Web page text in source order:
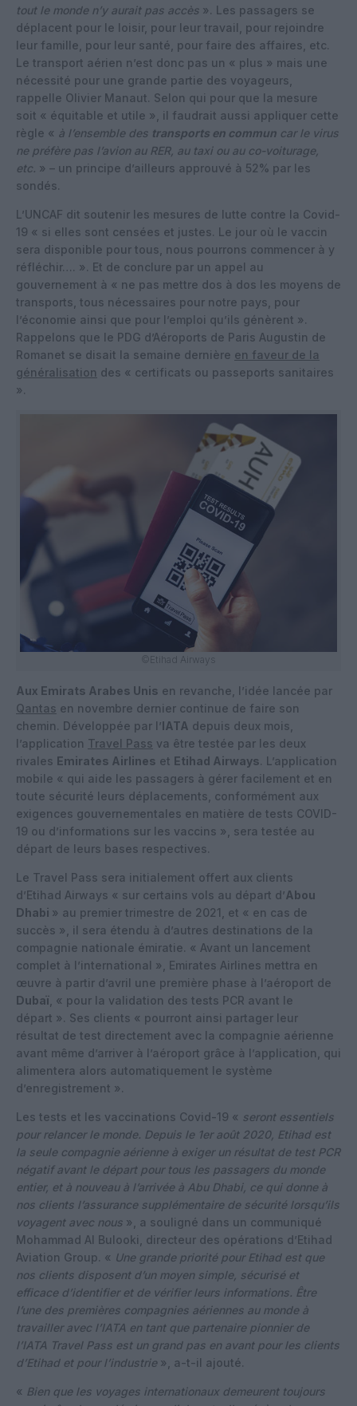
tout le monde n’y aurait pas accès ». Les passagers se
déplacent pour le loisir, pour leur travail, pour rejoindre
leur famille, pour leur santé, pour faire des affaires, etc.
Le transport aérien n’est donc pas un « plus » mais une
nécessité pour une grande partie des voyageurs,
rappelle Olivier Manaut. Selon qui pour que la mesure
soit « équitable et utile », il faudrait aussi appliquer cette
règle « à l’ensemble des transports en commun car le virus
ne préfère pas l’avion au RER, au taxi ou au co-voiturage,
etc. » – un principe d’ailleurs approuvé à 52% par les
sondés.
L’UNCAF dit soutenir les mesures de lutte contre la Covid-
19 « si elles sont censées et justes. Le jour où le vaccin
sera disponible pour tous, nous pourrons commencer à y
réfléchir…. ». Et de conclure par un appel au
gouvernement à « ne pas mettre dos à dos les moyens de
transports, tous nécessaires pour notre pays, pour
l’économie ainsi que pour l’emploi qu’ils génèrent ».
Rappelons que le PDG d’Aéroports de Paris Augustin de
Romanet se disait la semaine dernière en faveur de la
généralisation des « certificats ou passeports sanitaires
».
©Etihad Airways
Aux Emirats Arabes Unis en revanche, l’idée lancée par
Qantas en novembre dernier continue de faire son
chemin. Développée par l’IATA depuis deux mois,
l’application Travel Pass va être testée par les deux
rivales Emirates Airlines et Etihad Airways. L’application
mobile « qui aide les passagers à gérer facilement et en
toute sécurité leurs déplacements, conformément aux
exigences gouvernementales en matière de tests COVID-
19 ou d’informations sur les vaccins », sera testée au
départ de leurs bases respectives.
Le Travel Pass sera initialement offert aux clients
d’Etihad Airways « sur certains vols au départ d’Abou
Dhabi » au premier trimestre de 2021, et « en cas de
succès », il sera étendu à d’autres destinations de la
compagnie nationale émiratie. « Avant un lancement
complet à l’international », Emirates Airlines mettra en
œuvre à partir d’avril une première phase à l’aéroport de
Dubaï , « pour la validation des tests PCR avant le
départ ». Ses clients « pourront ainsi partager leur
résultat de test directement avec la compagnie aérienne
avant même d’arriver à l’aéroport grâce à l’application, qui
alimentera alors automatiquement le système
d’enregistrement ».
Les tests et les vaccinations Covid-19 « seront essentiels
pour relancer le monde. Depuis le 1er août 2020, Etihad est
la seule compagnie aérienne à exiger un résultat de test PCR
négatif avant le départ pour tous les passagers du monde
entier, et à nouveau à l’arrivée à Abu Dhabi, ce qui donne à
nos clients l’assurance supplémentaire de sécurité lorsqu’ils
voyagent avec nous », a souligné dans un communiqué
Mohammad Al Bulooki, directeur des opérations d’Etihad
Aviation Group. « Une grande priorité pour Etihad est que
nos clients disposent d’un moyen simple, sécurisé et
efficace d’identifier et de vérifier leurs informations. Être
l’une des premières compagnies aériennes au monde à
travailler avec l’IATA en tant que partenaire pionnier de
l’IATA Travel Pass est un grand pas en avant pour les clients
d’Etihad et pour l’industrie », a-t-il ajouté.
« Bien que les voyages internationaux demeurent toujours